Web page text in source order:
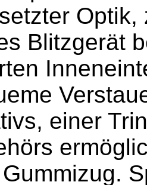
Blitzgerät
einer